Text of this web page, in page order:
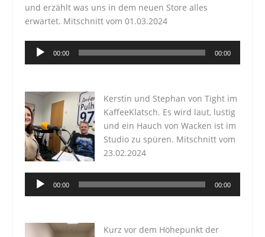
und erzählt was uns in dem neuen Store alles
erwartet. Mitschnitt vom 01.03.2024
Audio-
Player
00:00 00:00
Kerstin und Stephan von Tight im
KaffeeKlatsch. Es wird laut, lustig
und ein Hauch von Wacken ist im
Studio zu spüren. Mitschnitt vom
23.02.2024
Audio-
Player
00:00 00:00
Kurz vor dem Höhepunkt der